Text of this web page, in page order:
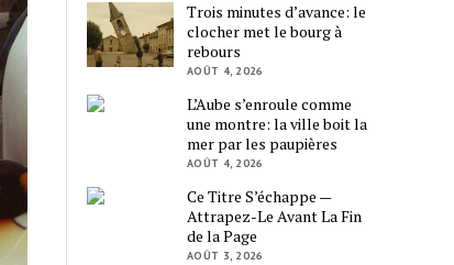
Trois minutes d’avance: le
clocher met le bourg à
rebours
AOÛT 4, 2026
L’Aube s’enroule comme
une montre: la ville boit la
mer par les paupières
AOÛT 4, 2026
Ce Titre S’échappe —
Attrapez-Le Avant La Fin
de la Page
AOÛT 3, 2026